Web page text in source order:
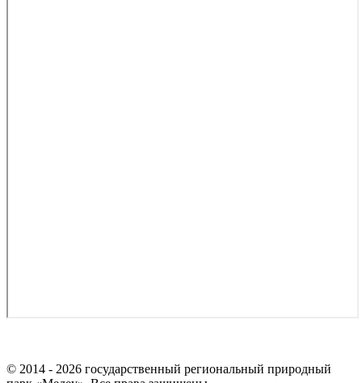
© 2014 - 2026 государственный региональный природный